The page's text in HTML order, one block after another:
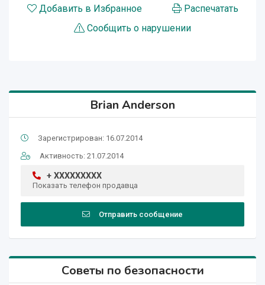
Добавить в Избранное
Распечатать
Сообщить о нарушении
Brian Anderson
Зарегистрирован: 16.07.2014
Активность: 21.07.2014
+ XXXXXXXXX
Показать телефон продавца
Отправить сообщение
Советы по безопасности